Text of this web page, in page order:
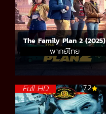
The Family Plan 2 (2025)
พากย์ไทย
Full HD 7.2